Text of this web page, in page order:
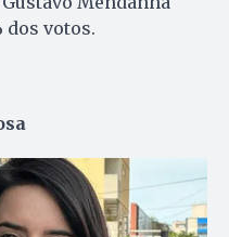
dos votos.